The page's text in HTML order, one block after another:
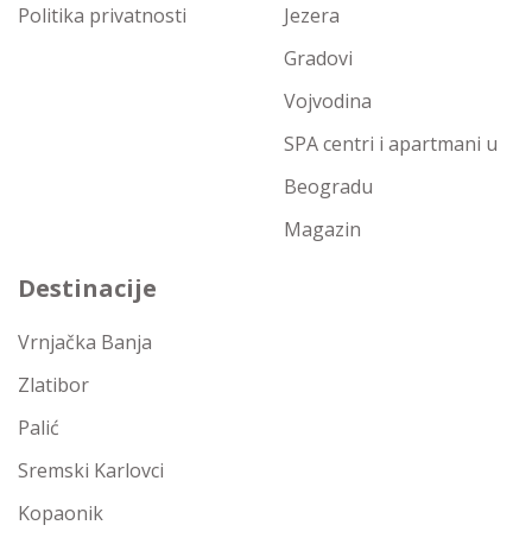
Politika privatnosti
Jezera
Gradovi
Vojvodina
SPA centri i apartmani u
Beogradu
Magazin
Destinacije
Vrnjačka Banja
Zlatibor
Palić
Sremski Karlovci
Kopaonik